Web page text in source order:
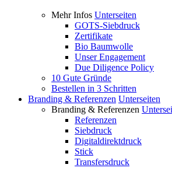
Mehr Infos Unterseiten
GOTS-Siebdruck
Zertifikate
Bio Baumwolle
Unser Engagement
Due Diligence Policy
10 Gute Gründe
Bestellen in 3 Schritten
Branding & Referenzen Unterseiten
Branding & Referenzen
Referenzen
Siebdruck
Digitaldirektdruck
Stick
Transfersdruck